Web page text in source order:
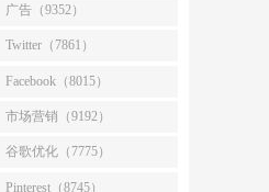
广告（9352）
Twitter（7861）
Facebook（8015）
市场营销（9192）
谷歌优化（7775）
Pinterest（8745）